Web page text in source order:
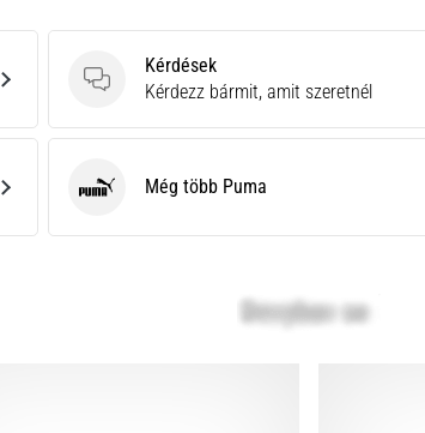
Kérdések
Kérdések
Kérdezz bármit, amit szeretnél
Puma Még több Puma